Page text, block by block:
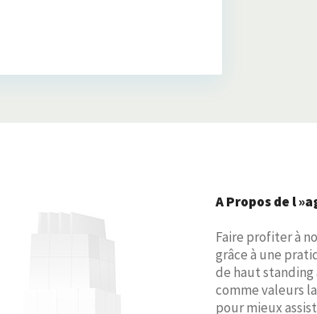
A Propos de l
Faire profiter à
grâce à une
de haut standing
comme valeurs
pour mieux